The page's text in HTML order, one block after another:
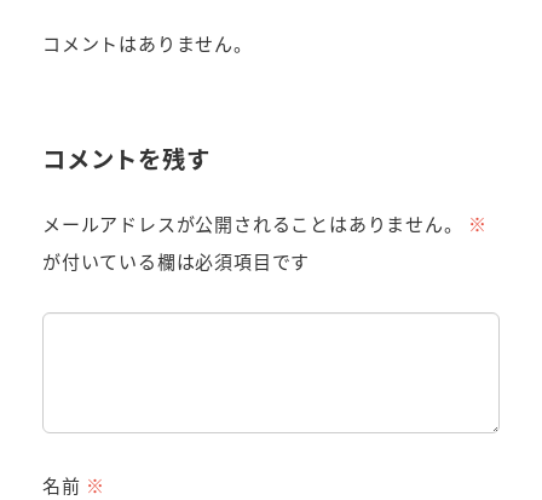
コメントはありません。
コメントを残す
メールアドレスが公開されることはありません。
※
が付いている欄は必須項目です
名前 ※